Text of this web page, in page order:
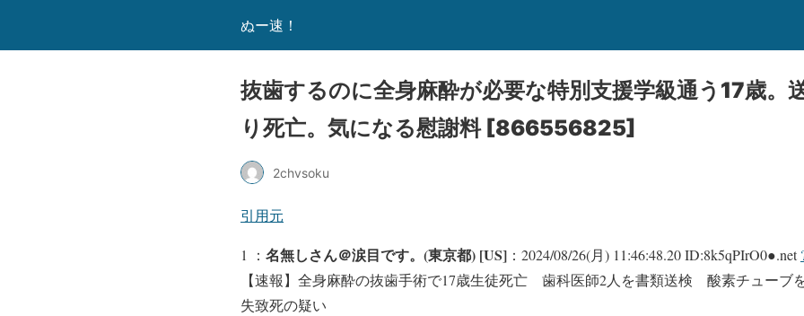
ぬー速！
抜歯するのに全身麻酔が必要な特別支援学級通う17歳。
り死亡。気になる慰謝料 [866556825]
2chvsoku
引用元
1 ： 名無しさん＠涙目です。(東京都) [US] ：2024/08/26(月) 11:46:48.20 ID:8k5qPIrO0●.net
【速報】全身麻酔の抜歯手術で17歳生徒死亡 歯科医師2人を書類送検 酸素チュー
失致死の疑い